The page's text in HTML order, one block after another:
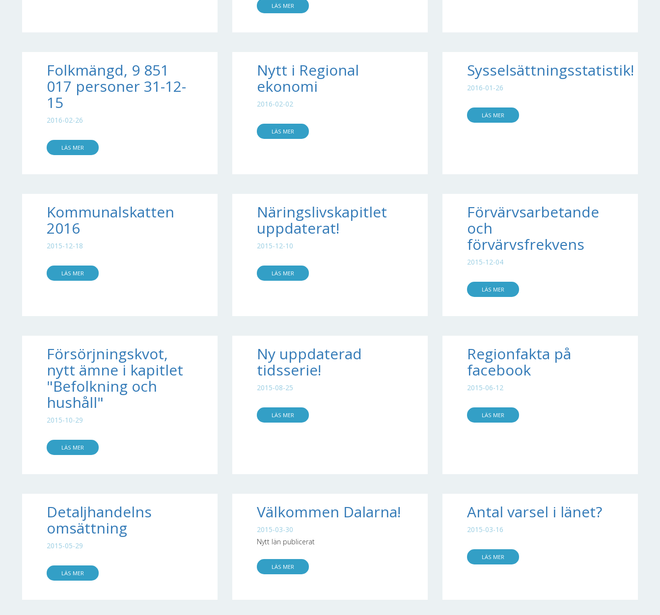
LÄS MER
Folkmängd, 9 851
017 personer 31-12-
15
2016-02-26
LÄS MER
Nytt i Regional
ekonomi
2016-02-02
LÄS MER
Sysselsättningsstatistik!
2016-01-26
LÄS MER
Kommunalskatten
2016
2015-12-18
LÄS MER
Näringslivskapitlet
uppdaterat!
2015-12-10
LÄS MER
Förvärvsarbetande
och
förvärvsfrekvens
2015-12-04
LÄS MER
Försörjningskvot,
nytt ämne i kapitlet
"Befolkning och
hushåll"
2015-10-29
LÄS MER
Ny uppdaterad
tidsserie!
2015-08-25
LÄS MER
Regionfakta på
facebook
2015-06-12
LÄS MER
Detaljhandelns
omsättning
2015-05-29
LÄS MER
Välkommen Dalarna!
2015-03-30
Nytt län publicerat
LÄS MER
Antal varsel i länet?
2015-03-16
LÄS MER